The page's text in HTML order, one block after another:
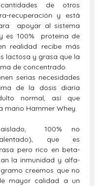
de otros
recuperación y está
apoyar al sistema
es 100% proteína de
realidad recibe más
lactosa y grasa que la
de concentrado.
serias necesidades
de la dosis diaria
normal, así que
mano Hammer Whey.
100% no
que es
pero rico en beta-
la inmunidad y alfa-
creemos que no
mayor calidad a un